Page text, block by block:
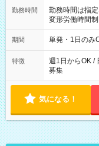
勤務時間
勤務時間は指定
変形労働時間制 想定労
～21：00
期間 単発・1日のみ
特徴
週1日からOK /
募集
気になる！